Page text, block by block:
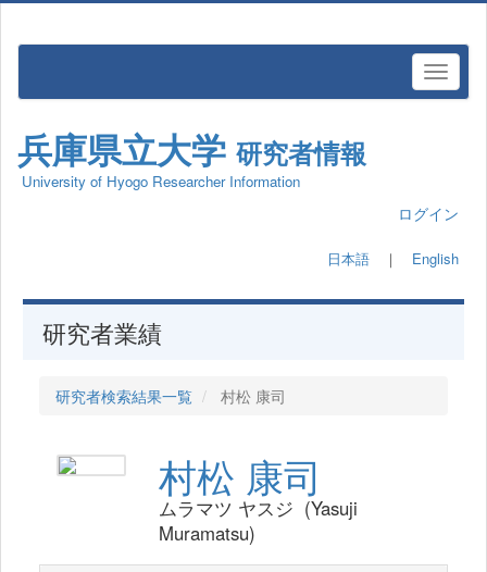
兵庫県立大学 研究者情報
University of Hyogo Researcher Information
ログイン
日本語 ｜ English
研究者業績
研究者検索結果一覧 村松 康司
村松 康司
ムラマツ ヤスジ (Yasuji
Muramatsu)